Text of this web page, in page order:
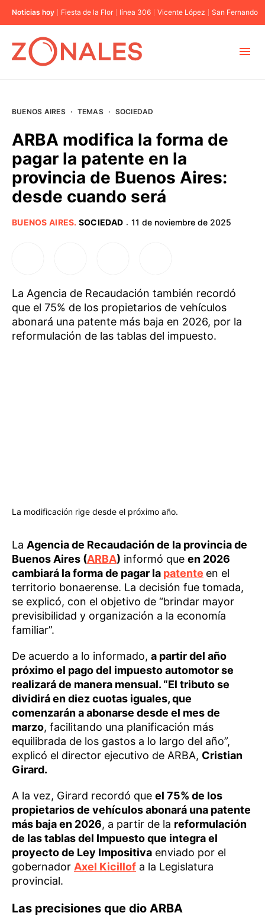
Noticias hoy Fiesta de la Flor línea 306 Vicente López San Fernando
BUENOS AIRES
PROVINCIAS
BUENOS AIRES · TEMAS · SOCIEDAD
ARBA modifica la forma de
pagar la patente en la
provincia de Buenos Aires:
desde cuando será
BUENOS AIRES. SOCIEDAD · 11 de noviembre de 2025
La Agencia de Recaudación también recordó
que el 75% de los propietarios de vehículos
abonará una patente más baja en 2026, por la
reformulación de las tablas del impuesto.
La modificación rige desde el próximo año.
La Agencia de Recaudación de la provincia de
Buenos Aires (ARBA) informó que en 2026
cambiará la forma de pagar la patente en el
territorio bonaerense. La decisión fue tomada,
se explicó, con el objetivo de “brindar mayor
previsibilidad y organización a la economía
familiar”.
De acuerdo a lo informado, a partir del año
próximo el pago del impuesto automotor se
realizará de manera mensual. “El tributo se
dividirá en diez cuotas iguales, que
comenzarán a abonarse desde el mes de
marzo, facilitando una planificación más
equilibrada de los gastos a lo largo del año”,
explicó el director ejecutivo de ARBA, Cristian
Girard.
A la vez, Girard recordó que el 75% de los
propietarios de vehículos abonará una patente
más baja en 2026, a partir de la reformulación
de las tablas del Impuesto que integra el
proyecto de Ley Impositiva enviado por el
gobernador Axel Kicillof a la Legislatura
provincial.
Las precisiones que dio ARBA